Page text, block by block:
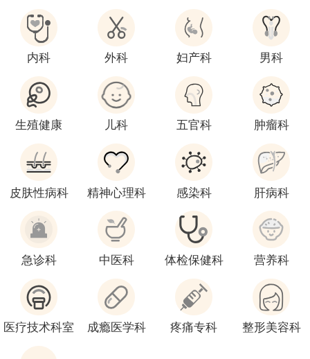
内科 外科 妇产科 男科
生殖健康 儿科 五官科 肿瘤科
皮肤性病科 精神心理科 感染科 肝病科
急诊科 中医科 体检保健科 营养科
医疗技术科室 成瘾医学科 疼痛专科 整形美容科